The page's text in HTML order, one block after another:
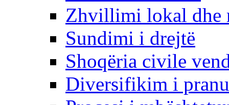
Zhvillimi lokal dhe
Sundimi i drejtë
Shoqëria civile
Diversifikim i